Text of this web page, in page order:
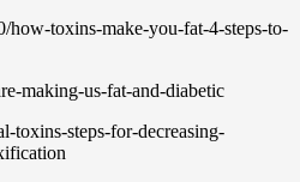
how-toxins-make-you-fat-4-steps-to-
making-us-fat-and-diabetic
toxins-steps-for-decreasing-